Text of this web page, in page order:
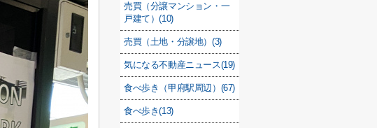
売買（分譲マンション・一
戸建て）(10)
売買（土地・分譲地）(3)
気になる不動産ニュース(19)
食べ歩き（甲府駅周辺）(67)
食べ歩き(13)